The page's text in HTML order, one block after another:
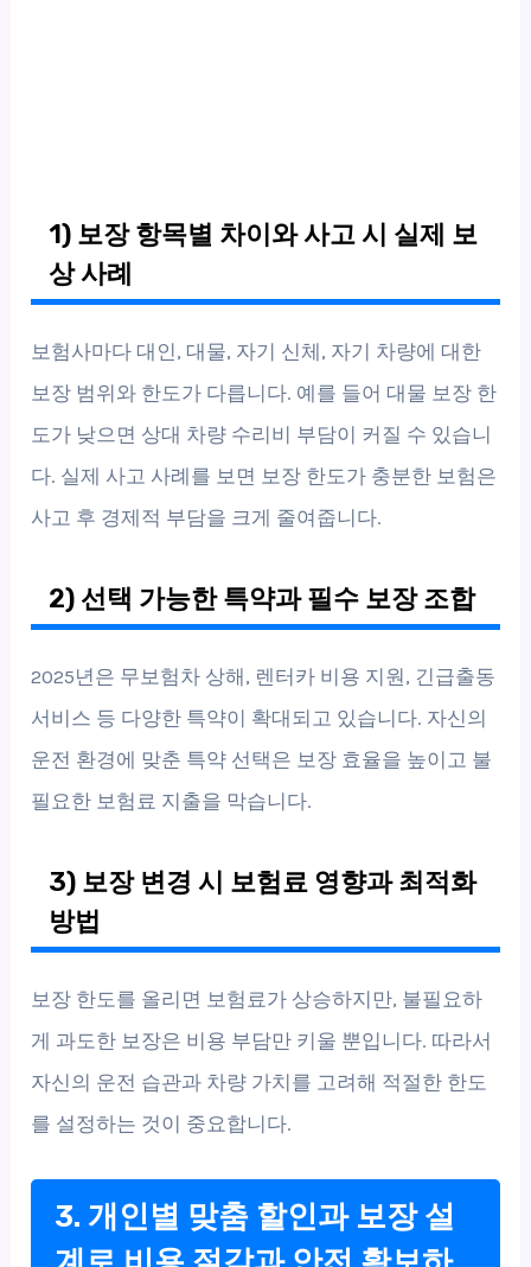
1) 보장 항목별 차이와 사고 시 실제 보
상 사례
보험사마다 대인, 대물, 자기 신체, 자기 차량에 대한
보장 범위와 한도가 다릅니다. 예를 들어 대물 보장 한
도가 낮으면 상대 차량 수리비 부담이 커질 수 있습니
다. 실제 사고 사례를 보면 보장 한도가 충분한 보험은
사고 후 경제적 부담을 크게 줄여줍니다.
2) 선택 가능한 특약과 필수 보장 조합
2025년은 무보험차 상해, 렌터카 비용 지원, 긴급출동
서비스 등 다양한 특약이 확대되고 있습니다. 자신의
운전 환경에 맞춘 특약 선택은 보장 효율을 높이고 불
필요한 보험료 지출을 막습니다.
3) 보장 변경 시 보험료 영향과 최적화
방법
보장 한도를 올리면 보험료가 상승하지만, 불필요하
게 과도한 보장은 비용 부담만 키울 뿐입니다. 따라서
자신의 운전 습관과 차량 가치를 고려해 적절한 한도
를 설정하는 것이 중요합니다.
3. 개인별 맞춤 할인과 보장 설